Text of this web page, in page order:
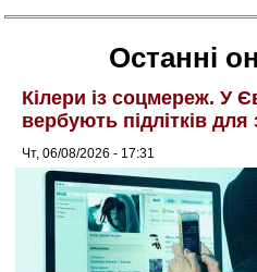
Останні
Кілери із соцмереж. У
вербують підлітків
Чт, 06/08/2026 - 17:31